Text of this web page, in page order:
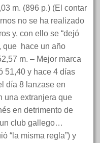
m. (896 p.) (El contar
no se ha realizado
y, con ello se “dejó
, que hace un año
m. – Mejor marca
51,40 y hace 4 días
día 8 lanzase en
una extranjera que
en detrimento de
club gallego…
“la misma regla”) y